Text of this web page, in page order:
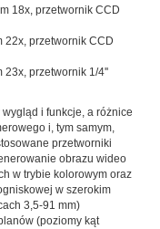
18x, przetwornik CCD
22x, przetwornik CCD
23x, przetwornik 1/4''
i funkcje, a różnice
i, tym samym,
przetworniki
obrazu wideo
w trybie kolorowym oraz
w szerokim
3,5-91 mm)
(poziomy kąt